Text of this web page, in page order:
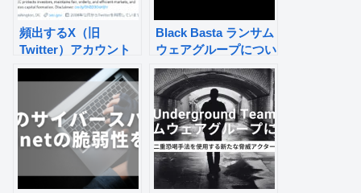
頻出するX（旧
Twitter）アカウント
乗っ取り
Black Basta ランサム
ウェアグループについ
て